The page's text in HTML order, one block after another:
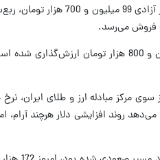
نشان می‌دهد روند افزایشی دلار هرچند